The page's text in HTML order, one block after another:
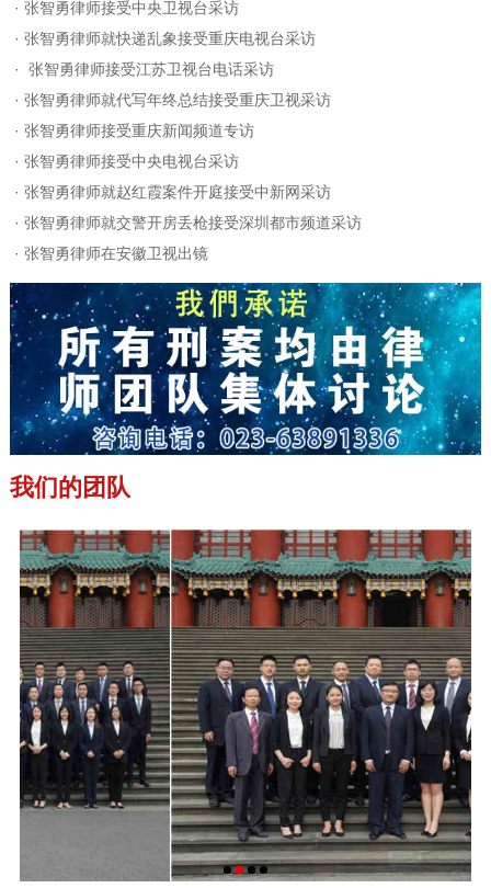
· 张智勇律师接受中央卫视台采访
· 张智勇律师就快递乱象接受重庆电视台采访
·
张智勇律师接受江苏卫视台电话采访
· 张智勇律师就代写年终总结接受重庆卫视采访
· 张智勇律师接受重庆新闻频道专访
· 张智勇律师接受中央电视台采访
· 张智勇律师就赵红霞案件开庭接受中新网采访
· 张智勇律师就交警开房丢枪接受深圳都市频道采访
· 张智勇律师在安徽卫视出镜
我们的团队